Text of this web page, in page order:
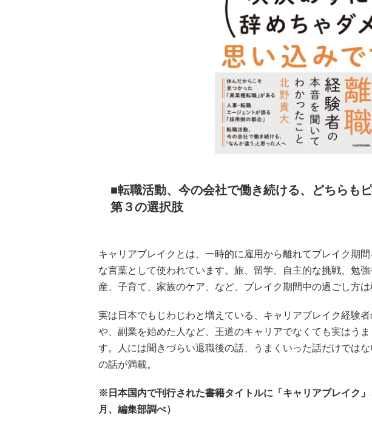
転職活動、今の会社で働き続ける、どちらも
第３の選択肢
キャリアブレイクとは、一時的に雇用から離れてブレイク期
な言葉として使われています。旅、留学、自主的な挑戦、勉
産、子育て、家族のケア、など、ブレイク期間中の過ごし方は
実は日本でもじわじわと増えている、キャリアブレイク経験
や、副業を始めた人など、王道のキャリアでなくても実はう
す。人には聞きづらい退職後の話、うまくいった話だけでは
の話が満載。
※日本国内で刊行された書籍タイトルに「キャリアブレイク
月、編集部調べ）